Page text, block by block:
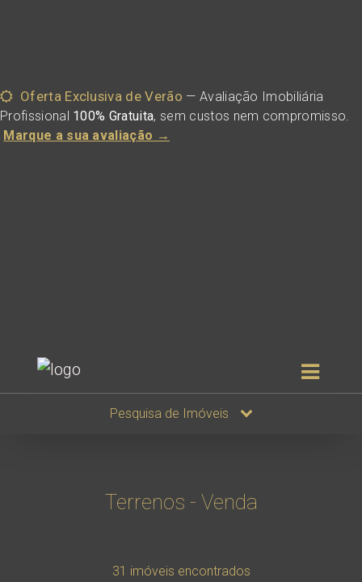
Oferta Exclusiva de Verão — Avaliação Imobiliária
Profissional 100% Gratuita, sem custos nem compromisso.
Marque a sua avaliação →
Pesquisa de Imóveis
Terrenos - Venda
31 imóveis encontrados